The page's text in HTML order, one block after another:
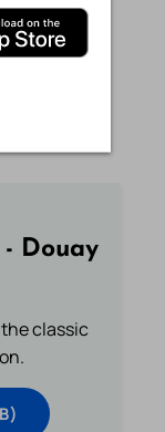
31
- Douay
classic